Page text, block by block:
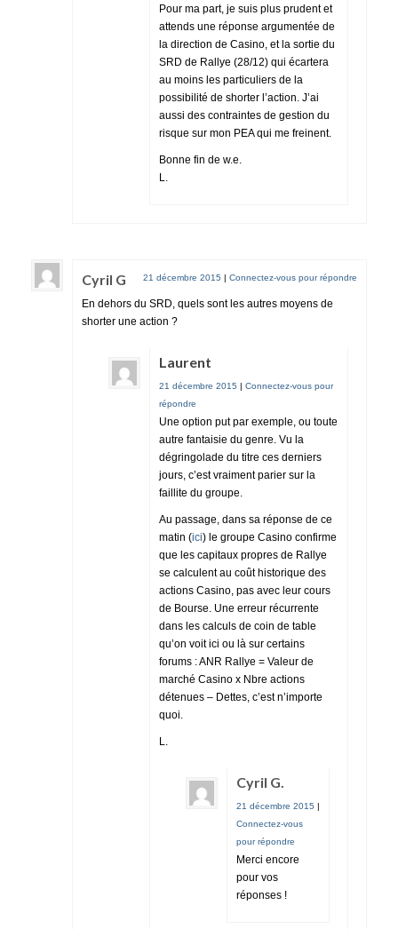
Pour ma part, je suis plus prudent et
attends une réponse argumentée de
la direction de Casino, et la sortie du
SRD de Rallye (28/12) qui écartera
au moins les particuliers de la
possibilité de shorter l’action. J’ai
aussi des contraintes de gestion du
risque sur mon PEA qui me freinent.
Bonne fin de w.e.
L.
Cyril G 21 décembre 2015 | Connectez-vous pour répondre
En dehors du SRD, quels sont les autres moyens de
shorter une action ?
Laurent
21 décembre 2015 | Connectez-vous pour
répondre
Une option put par exemple, ou toute
autre fantaisie du genre. Vu la
dégringolade du titre ces derniers
jours, c’est vraiment parier sur la
faillite du groupe.
Au passage, dans sa réponse de ce
matin (ici) le groupe Casino confirme
que les capitaux propres de Rallye
se calculent au coût historique des
actions Casino, pas avec leur cours
de Bourse. Une erreur récurrente
dans les calculs de coin de table
qu’on voit ici ou là sur certains
forums : ANR Rallye = Valeur de
marché Casino x Nbre actions
détenues – Dettes, c’est n’importe
quoi.
L.
Cyril G.
21 décembre 2015 |
Connectez-vous
pour répondre
Merci encore
pour vos
réponses !